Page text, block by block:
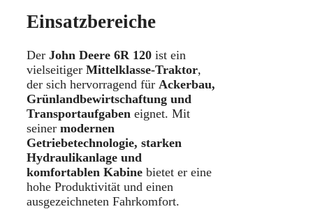
Einsatzbereiche
Der John Deere 6R 120 ist ein
vielseitiger Mittelklasse-Traktor,
der sich hervorragend für Ackerbau,
Grünlandbewirtschaftung und
Transportaufgaben eignet. Mit
seiner modernen
Getriebetechnologie, starken
Hydraulikanlage und
komfortablen Kabine bietet er eine
hohe Produktivität und einen
ausgezeichneten Fahrkomfort.